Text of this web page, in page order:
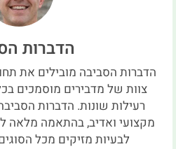
הדברות
הדברות הסביבה מובילים את
צוות של מדבירים מוסמכים
רעילות שונות. הדברות
לבעיות מזיקים מכל